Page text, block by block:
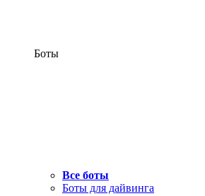
Боты
Все боты
Боты для дайвинга